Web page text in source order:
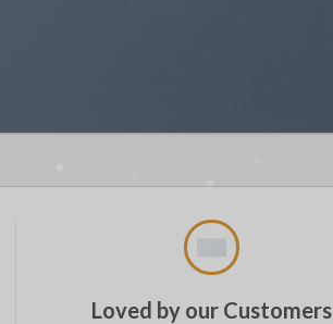
Loved by our Customers